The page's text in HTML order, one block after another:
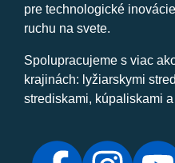
pre technologické
ruchu na svete.
Spolupracujeme s viac
krajinách: lyžiarskymi
strediskami, kúpaliskami